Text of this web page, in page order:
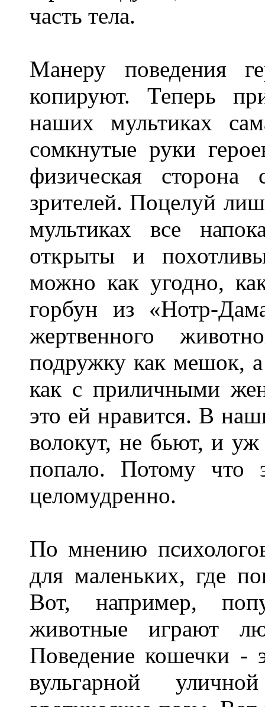
часть тела.
Манеру поведения
копируют. Теперь
наших мультиках
сомкнутые руки
физическая сторона
зрителей. Поцелуй
мультиках все
открыты и
можно как угодно,
горбун из «Нотр-
жертвенного
подружку как мешок, а
как с приличными
это ей нравится. В
волокут, не бьют, и уж
попало. Потому что
целомудренно.
По мнению
для маленьких, где
Вот, например,
животные играют
Поведение кошечки -
вульгарной